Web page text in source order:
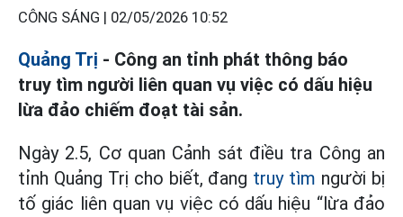
CÔNG SÁNG | 02/05/2026 10:52
Quảng Trị - Công an tỉnh phát thông báo
truy tìm người liên quan vụ việc có dấu hiệu
lừa đảo chiếm đoạt tài sản.
Ngày 2.5, Cơ quan Cảnh sát điều tra Công an
tỉnh Quảng Trị cho biết, đang truy tìm người bị
tố giác liên quan vụ việc có dấu hiệu “lừa đảo